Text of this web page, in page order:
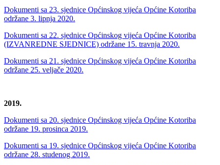
Dokumenti sa 23. sjednice Općinskog vijeća Općine Kotoriba
održane 3. lipnja 2020.
Dokumenti sa 22. sjednice Općinskog vijeća Općine Kotoriba
(IZVANREDNE SJEDNICE) održane 15. travnja 2020.
Dokumenti sa 21. sjednice Općinskog vijeća Općine Kotoriba
održane 25. veljače 2020.
2019.
Dokumenti sa 20. sjednice Općinskog vijeća Općine Kotoriba
održane 19. prosinca 2019.
Dokumenti sa 19. sjednice Općinskog vijeća Općine Kotoriba
održane 28. studenog 2019.